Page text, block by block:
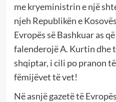
me kryeministrin e një
njeh Republikën e
Evropës së Bashkuar as
falenderojë A. Kurtin dhe
shqiptar, i cili po pranon
fëmijëvet të vet!
Në asnjë gazetë të